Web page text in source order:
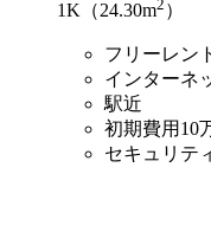
1K（24.30m2 ）
フリーレン
インターネ
駅近
初期費用10
セキュリテ